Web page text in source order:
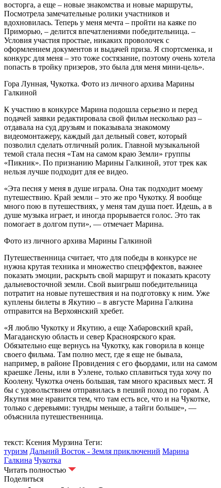
восторга, а еще – новые знакомства и новые маршруты,
Посмотрела замечательные ролики участников и
вдохновилась. Теперь у меня мечта – пройти на каяке по
Приморью, – делится впечатлениями победительница. –
Условия участия простые, никаких проволочек с
оформлением документов и выдачей приза. Я спортсменка, и
конкурс для меня – это тоже состязание, поэтому очень хотела
попасть в тройку призеров, это была для меня мини-цель».
Гора Лунная, Чукотка. Фото из личного архива Марины
Галкиной
К участию в конкурсе Марина подошла серьезно и перед
подачей заявки редактировала свой фильм несколько раз –
отдавала на суд друзьям и показывала знакомому
видеомонтажеру, каждый дал дельный совет, который
позволил сделать отличный ролик. Главной музыкальной
темой стала песня «Там на самом краю Земли» группы
«Пикник». По признанию Марины Галкиной, этот трек как
нельзя лучше подходит для ее видео.
«Эта песня у меня в душе играла. Она так подходит моему
путешествию. Край земли – это же про Чукотку. Я вообще
много пою в путешествиях, у меня там душа поет. Идешь, а в
душе музыка играет, и иногда прорывается голос. Это так
помогает в долгом пути», — отмечает Марина.
Фото из личного архива Марины Галкиной
Путешественница считает, что для победы в конкурсе не
нужна крутая техника и множество спецэффектов, важнее
показать эмоции, раскрыть свой маршрут и показать красоту
дальневосточной земли. Свой выигрыш победительница
потратит на новые путешествия и на подготовку к ним. Уже
куплены билеты в Якутию – в августе Марина Галкина
отправится на Верхоянский хребет.
«Я люблю Чукотку и Якутию, а еще Хабаровский край,
Магаданскую область и север Красноярского края.
Обязательно еще вернусь на Чукотку, как говорила в конце
своего фильма. Там полно мест, где я еще не бывала,
например, в районе Провидения с его фьордами, или на самом
краешке Лены, или в Уэлене, только сплавиться туда хочу по
Коолену. Чукотка очень большая, там много красивых мест. Я
бы с удовольствием отправилась в пеший поход по горам. А
Якутия мне нравится тем, что там есть все, что и на Чукотке,
только с деревьями: тундры меньше, а тайги больше», —
объяснила путешественница.
текст: Ксения Мурзина Теги:
туризм Дальний Восток - Земля приключений Марина
Галкина Чукотка
Читать полностью
Поделиться